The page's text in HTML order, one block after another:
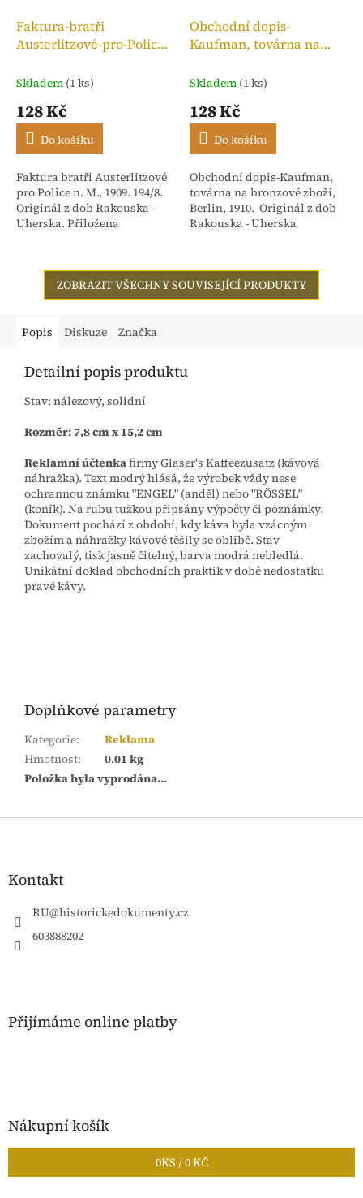
Faktura-bratři
Austerlitzové-pro-Police
Skladem (1 ks)
128 Kč
Do košíku
Faktura bratři Austerlitzové
pro Police n. M., 1909. 194/8.
Originál z dob Rakouska -
Uherska. Přiložena
dříve Isac...
Obchodní dopis-
Kaufman, továrna na
Skladem (1 ks)
128 Kč
Do košíku
Obchodní dopis-Kaufman,
továrna na bronzové zboží,
Berlin, 1910. Originál z dob
Rakouska - Uherska
ZOBRAZIT VŠECHNY SOUVISEJÍCÍ PRODUKTY
Popis Diskuze Značka
Detailní popis produktu
Stav: nálezový, solidní
Rozměr: 7,8 cm x 15,2 cm
Reklamní účtenkafirmy Glaser's Kaffeezusatz (kávová
náhražka). Text modrý hlásá, že výrobek vždy nese
ochrannou známku "ENGEL" (anděl) nebo "RÖSSEL"
(koník). Na rubu tužkou připsány výpočty či poznámky.
Dokument pochází z období, kdy káva byla vzácným
zbožím a náhražky kávové těšily se oblibě. Stav
zachovalý, tisk jasně čitelný, barva modrá nebledlá.
Unikátní doklad obchodních praktik v době nedostatku
pravé kávy.
Doplňkové parametry
Kategorie:
Reklama
Hmotnost:
0.01 kg
Položka byla vyprodána…
Z
Kontakt
RU@historickedokumenty.cz
603888202
Přijímáme online platby
Nákupní košík
0KS /0 KČ